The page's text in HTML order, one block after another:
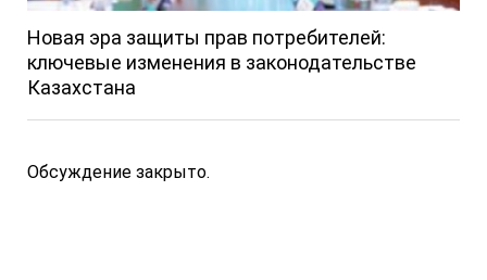
Новая эра защиты прав потребителей:
ключевые изменения в законодательстве
Казахстана
Обсуждение закрыто.